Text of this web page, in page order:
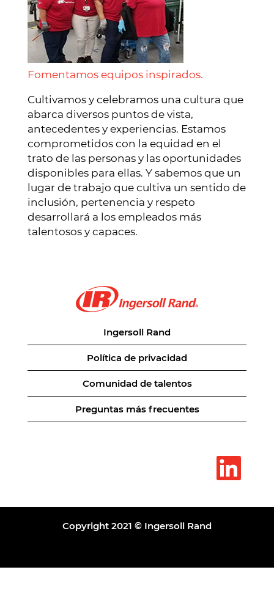
Fomentamos equipos inspirados.
Cultivamos y celebramos una cultura que
abarca diversos puntos de vista,
antecedentes y experiencias. Estamos
comprometidos con la equidad en el
trato de las personas y las oportunidades
disponibles para ellas. Y sabemos que un
lugar de trabajo que cultiva un sentido de
inclusión, pertenencia y respeto
desarrollará a los empleados más
talentosos y capaces.
Ingersoll Rand
Política de privacidad
Comunidad de talentos
Preguntas más frecuentes
S
e
Copyright 2021 © Ingersoll Rand